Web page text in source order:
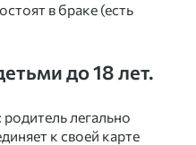
в браке (есть
до 18 лет.
легально
к своей карте